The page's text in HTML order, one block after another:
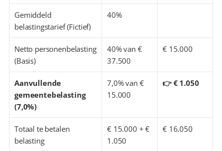
Gemiddeld
belastingstarief (Fictief)
40%
Netto personenbelasting
(Basis)
40% van €
37.500
€ 15.000
Aanvullende
gemeentebelasting
(7,0%)
7,0% van €
15.000
👉 € 1.050
Totaal te betalen
belasting
€ 15.000 + €
1.050
€ 16.050